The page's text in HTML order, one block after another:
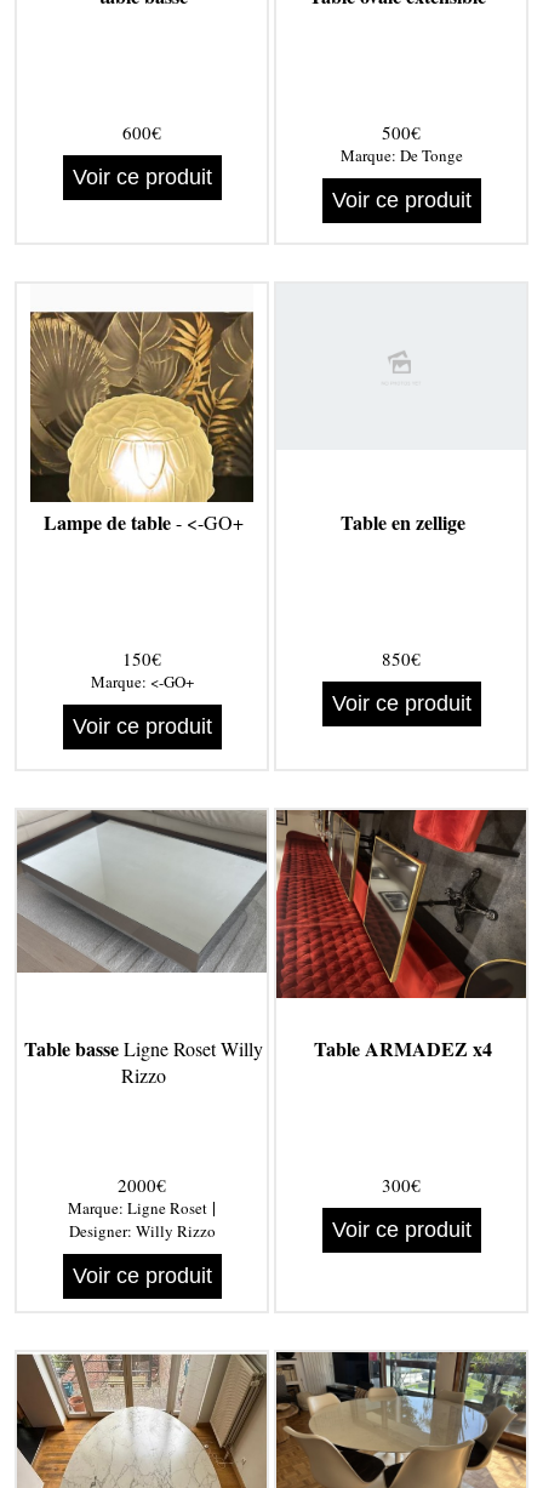
600€
Voir ce produit
500€
Marque: De Tonge
Voir ce produit
Lampe de table- <-GO+
150€
Marque: <-GO+
Voir ce produit
Table en zellige
850€
Voir ce produit
Table basseLigne Roset Willy
Rizzo
2000€
Marque: Ligne Roset |
Designer: Willy Rizzo
Voir ce produit
Table ARMADEZ x4
300€
Voir ce produit